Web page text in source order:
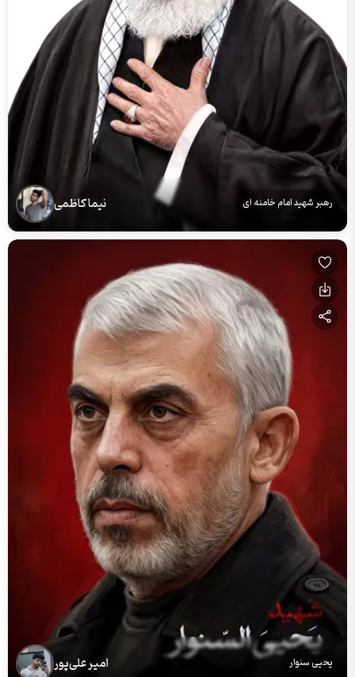
رهبر شهید امام خامنه ای نیما کاظمی
یحیی سنوار امیر علی‌پور